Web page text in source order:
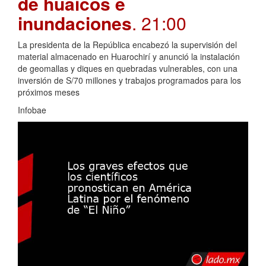
inundaciones. 21:00
La presidenta de la República encabezó la supervisión del
material almacenado en Huarochirí y anunció la instalación
de geomallas y diques en quebradas vulnerables, con una
inversión de S/70 millones y trabajos programados para los
próximos meses
Infobae